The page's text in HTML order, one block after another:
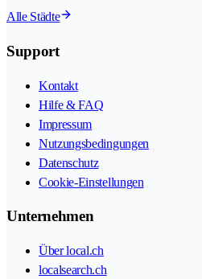
Alle Städte
Support
Kontakt
Hilfe & FAQ
Impressum
Nutzungsbedingungen
Datenschutz
Cookie-Einstellungen
Unternehmen
Über local.ch
localsearch.ch